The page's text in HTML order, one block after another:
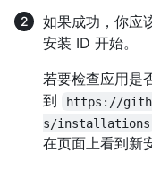
如果成功，你应
安装 ID 开始。
若要检查应用是
到
https://
s/installations
在页面上看到新